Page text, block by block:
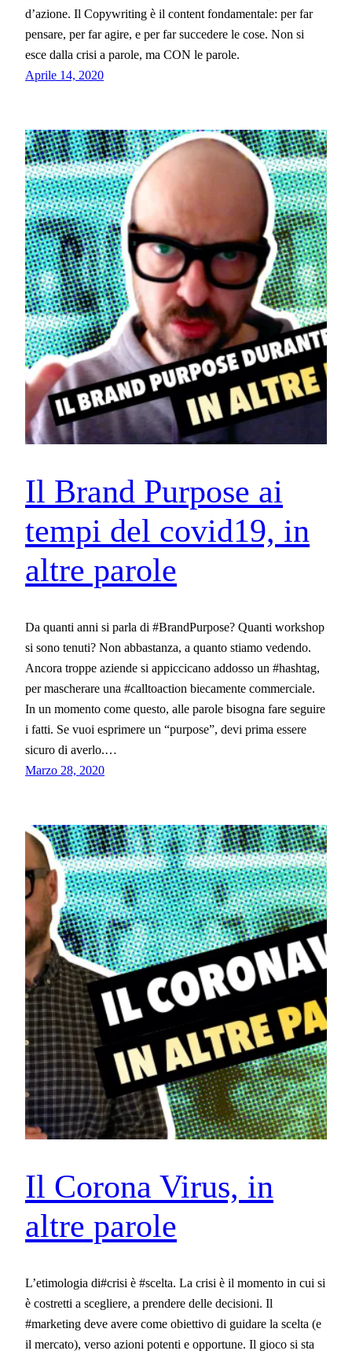
d’azione. Il Copywriting è il content fondamentale: per far
pensare, per far agire, e per far succedere le cose. Non si
esce dalla crisi a parole, ma CON le parole.
Aprile 14, 2020
Il Brand Purpose ai
tempi del covid19, in
altre parole
Da quanti anni si parla di #BrandPurpose? Quanti workshop
si sono tenuti? Non abbastanza, a quanto stiamo vedendo.
Ancora troppe aziende si appiccicano addosso un #hashtag,
per mascherare una #calltoaction biecamente commerciale.
In un momento come questo, alle parole bisogna fare seguire
i fatti. Se vuoi esprimere un “purpose”, devi prima essere
sicuro di averlo.…
Marzo 28, 2020
Il Corona Virus, in
altre parole
L’etimologia di#crisi è #scelta. La crisi è il momento in cui si
è costretti a scegliere, a prendere delle decisioni. Il
#marketing deve avere come obiettivo di guidare la scelta (e
il mercato), verso azioni potenti e opportune. Il gioco si sta